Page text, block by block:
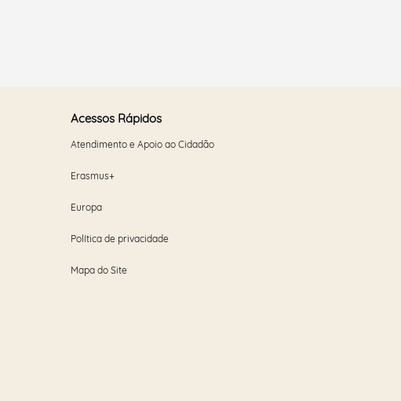
Acessos Rápidos
Atendimento e Apoio ao Cidadão
Erasmus+
Europa
Política de privacidade
Mapa do Site